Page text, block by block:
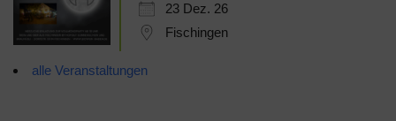
23 Dez. 26
Fischingen
alle Veranstaltungen